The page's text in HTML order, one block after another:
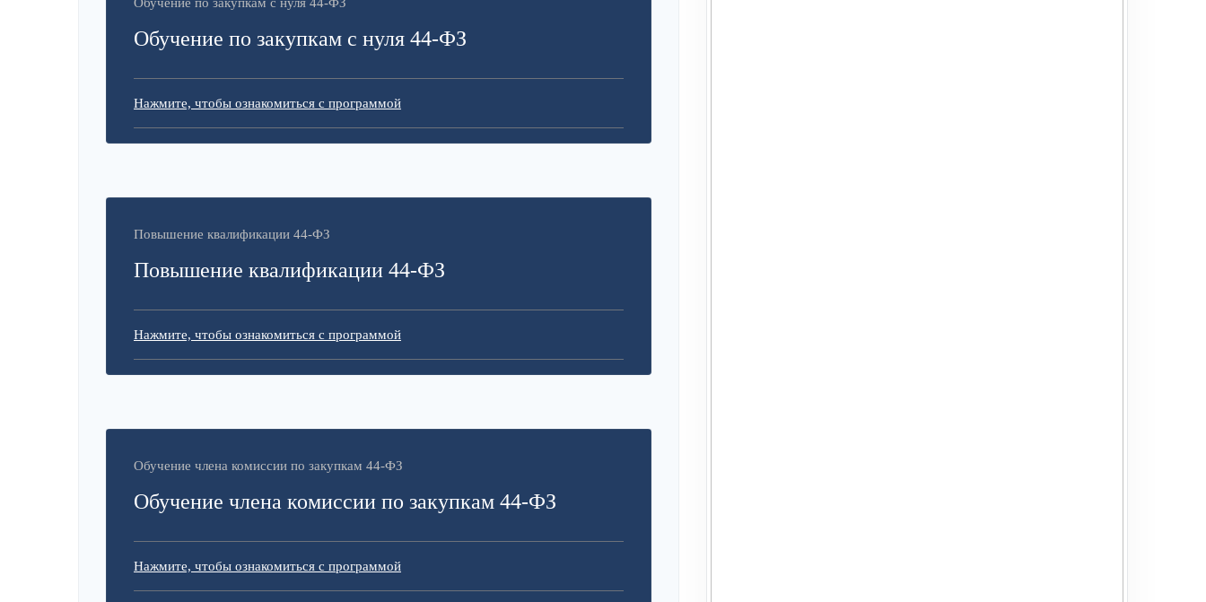
Обучение по закупкам с нуля 44-ФЗ
Нажмите, чтобы ознакомиться с программой
Повышение квалификации 44-ФЗ
Повышение квалификации 44-ФЗ
Нажмите, чтобы ознакомиться с программой
Обучение члена комиссии по закупкам 44-ФЗ
Обучение члена комиссии по закупкам 44-ФЗ
Нажмите, чтобы ознакомиться с программой